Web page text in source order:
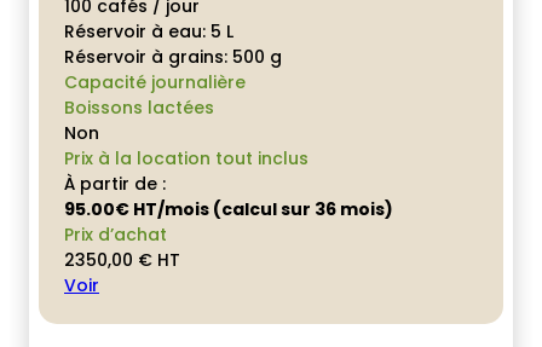
100 cafés / jour
Réservoir à eau: 5 L
Réservoir à grains: 500 g
Capacité journalière
Boissons lactées
Non
Prix à la location tout inclus
À partir de :
95.00€ HT/mois (calcul sur 36 mois)
Prix d’achat
2350,00 € HT
Voir